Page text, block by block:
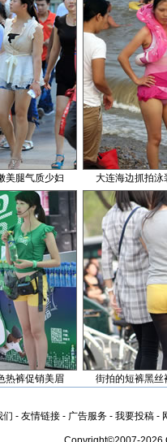
美腿气质少妇 大连海边抓拍泳
热裤促销美眉 街拍的短裤黑丝
们 - 友情链接 - 广告服务 - 我要投稿 -